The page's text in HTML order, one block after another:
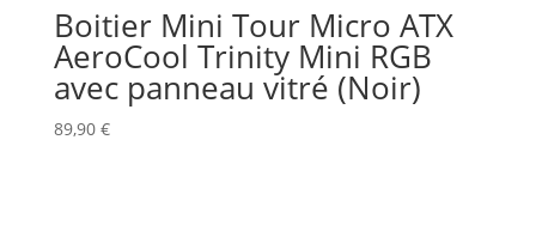
Boitier Mini Tour Micro ATX
AeroCool Trinity Mini RGB
avec panneau vitré (Noir)
89,90 €